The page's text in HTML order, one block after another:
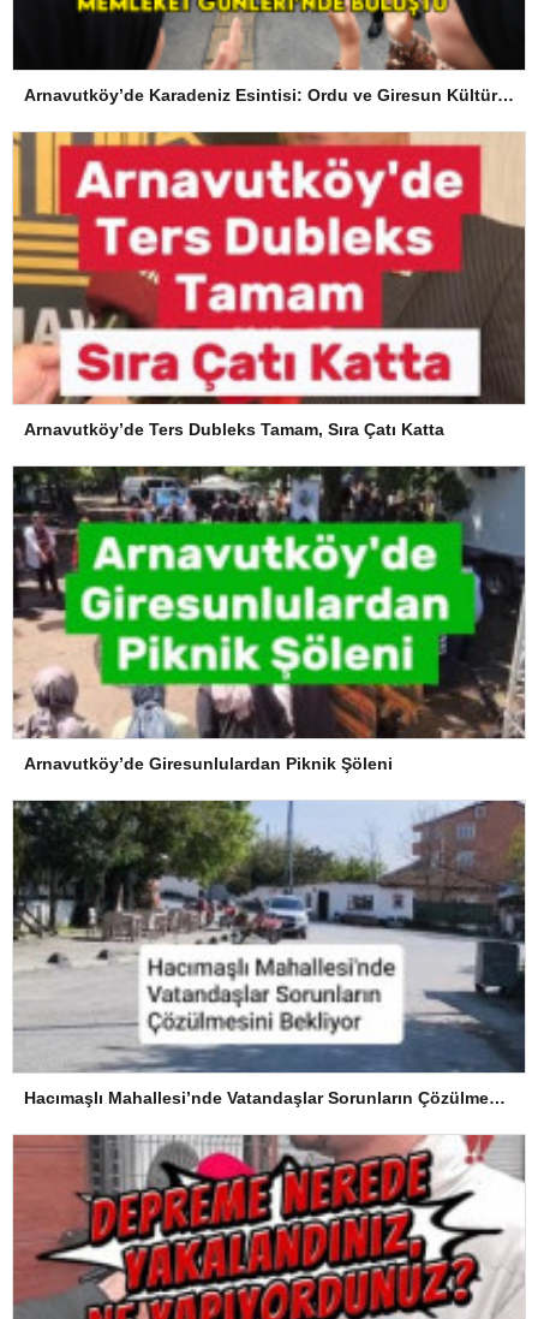
Arnavutköy’de Karadeniz Esintisi: Ordu ve Giresun Kültürü Memleket Günleri’nde Buluştu
Arnavutköy’de Ters Dubleks Tamam, Sıra Çatı Katta
Arnavutköy’de Giresunlulardan Piknik Şöleni
Hacımaşlı Mahallesi’nde Vatandaşlar Sorunların Çözülmesini Bekliyor